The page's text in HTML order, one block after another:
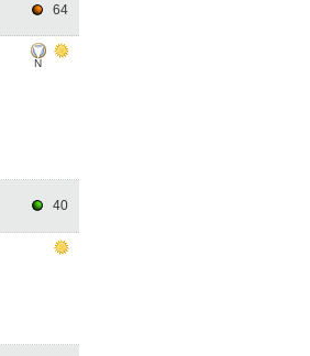
64
N
40